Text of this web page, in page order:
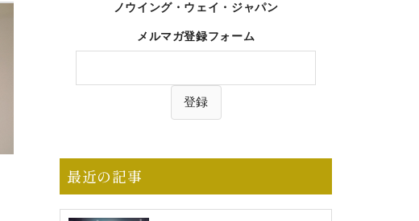
ノウイング・ウェイ・ジャパン
メルマガ登録フォーム
最近の記事